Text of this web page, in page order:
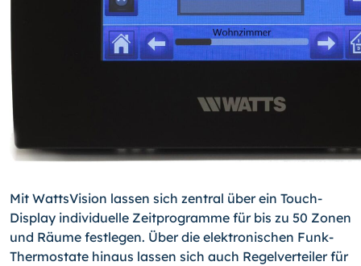
Mit WattsVision lassen sich zentral über ein Touch-
Display individuelle Zeitprogramme für bis zu 50 Zonen
und Räume festlegen. Über die elektronischen Funk-
Thermostate hinaus lassen sich auch Regelverteiler für